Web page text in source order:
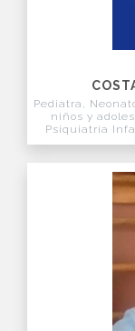
Pediatra,
niños y
Psiquiatría